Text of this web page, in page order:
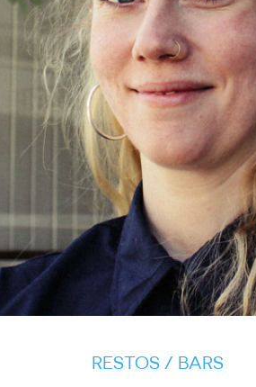
RESTOS / BARS